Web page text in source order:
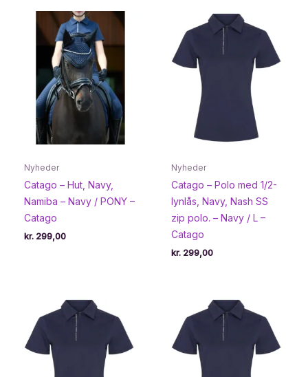
Nyheder
Catago – Hut, Navy,
Namiba – Navy / PONY –
Catago
kr. 299,00
Nyheder
Catago – Polo med 1/2-
lynlås, Navy, Nash SS
zip polo. – Navy / L –
Catago
kr. 299,00